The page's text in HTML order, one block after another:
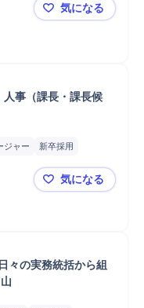
富山【採用
気になる
人事（課長・課長候
ジャー
新卒採用
【株式会社
気になる
々の実務統括から組